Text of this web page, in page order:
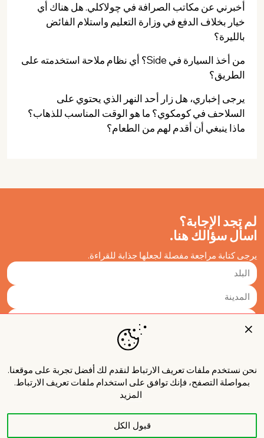
أخبرني عن مكاتب الصرافة في چولاكلي. هل هناك أي
خيار بخلاف الدفع في وزارة التعليم واستلام الفائض
بالليرة؟
من أخذ السيارة في Side؟ أي نظام ملاحة استخدمته على
الطريق؟
يرجى إخباري، هل زار أحد النهر الذي يحتوي على
السلاحف في كومكوي؟ ما هو الوقت المناسب للذهاب؟
ماذا ينبغي أن أقدم لهم من الطعام؟
لم تجد الإجابة؟
اسأل سؤالك هنا.
يرجى كتابة مراجعة مفصلة لجعلها جذابة للقراءة.
نشر
نحن نستخدم ملفات تعريف الارتباط لنقدم لك أفضل تجربة على موقعنا.
بمواصلة التصفح، فإنك توافق على استخدام ملفات تعريف الارتباط.
المزيد
قبول الكل